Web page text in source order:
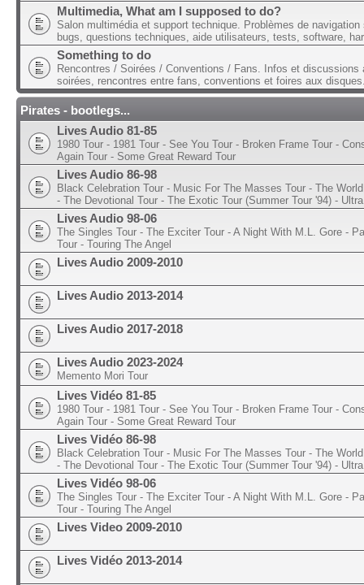
Multimedia, What am I supposed to do?
Salon multimédia et support technique. Problèmes de navigation
bugs, questions techniques, aide utilisateurs, tests, software,
Something to do
Rencontres / Soirées / Conventions / Fans. Infos et discussions
soirées, rencontres entre fans, conventions et foires aux
Pirates - bootlegs...
Lives Audio 81-85
1980 Tour - 1981 Tour - See You Tour - Broken Frame Tour -
Again Tour - Some Great Reward Tour
Lives Audio 86-98
Black Celebration Tour - Music For The Masses Tour - The
- The Devotional Tour - The Exotic Tour (Summer Tour '94) -
Lives Audio 98-06
The Singles Tour - The Exciter Tour - A Night With M.L. Gore -
Tour - Touring The Angel
Lives Audio 2009-2010
Lives Audio 2013-2014
Lives Audio 2017-2018
Lives Audio 2023-2024
Memento Mori Tour
Lives Vidéo 81-85
1980 Tour - 1981 Tour - See You Tour - Broken Frame Tour -
Again Tour - Some Great Reward Tour
Lives Vidéo 86-98
Black Celebration Tour - Music For The Masses Tour - The
- The Devotional Tour - The Exotic Tour (Summer Tour '94) -
Lives Vidéo 98-06
The Singles Tour - The Exciter Tour - A Night With M.L. Gore -
Tour - Touring The Angel
Lives Video 2009-2010
Lives Vidéo 2013-2014